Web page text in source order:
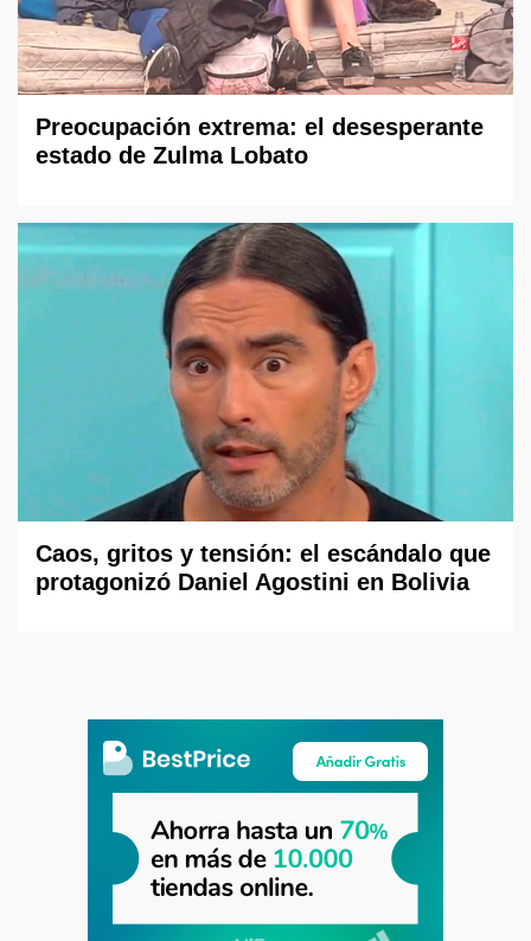
Preocupación extrema: el desesperante
estado de Zulma Lobato
Caos, gritos y tensión: el escándalo que
protagonizó Daniel Agostini en Bolivia